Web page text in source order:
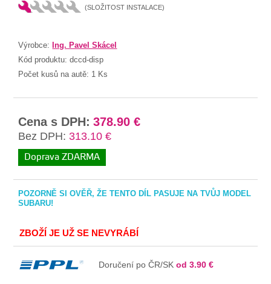
(SLOŽITOST INSTALACE)
Výrobce: Ing. Pavel Skácel
Kód produktu:dccd-disp
Počet kusů na autě: 1 Ks
Cena s DPH: 378.90 €
Bez DPH: 313.10 €
Doprava ZDARMA
POZORNĚ SI OVĚŘ, ŽE TENTO DÍL PASUJE NA TVŮJ MODEL
SUBARU!
ZBOŽÍ JE UŽ SE NEVYRÁBÍ
Doručení po ČR/SKod 3.90 €